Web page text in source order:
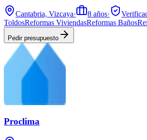
Cantabria, Vizcaya· 8 años·
ToldosReformas ViviendasReformas Baños
Pedir presupuesto
Proclima